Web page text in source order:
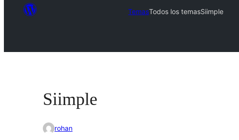
TemasTodos los temasSiimple
Siimple
rohan